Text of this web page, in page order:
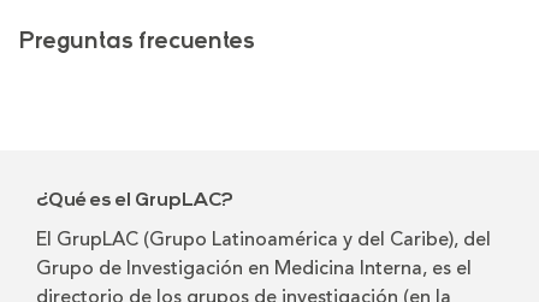
Preguntas frecuentes
¿Qué es el GrupLAC?
El GrupLAC (Grupo Latinoamérica y del Caribe), del
Grupo de Investigación en Medicina Interna, es el